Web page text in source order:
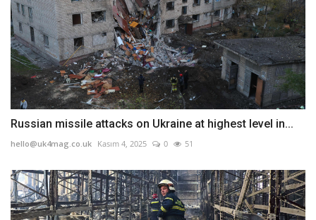
Russian missile attacks on Ukraine at highest level in...
hello@uk4mag.co.uk Kasım 4, 2025 0 51